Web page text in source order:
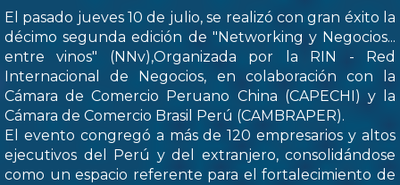
El pasado jueves 10 de julio, se realizó con gran éxito la
décimo segunda edición de "Networking y Negocios...
entre vinos" (NNv),Organizada por la RIN - Red
Internacional de Negocios, en colaboración con la
Cámara de Comercio Peruano China (CAPECHI) y la
Cámara de Comercio Brasil Perú (CAMBRAPER).
El evento congregó a más de 120 empresarios y altos
ejecutivos del Perú y del extranjero, consolidándose
como un espacio referente para el fortalecimiento de